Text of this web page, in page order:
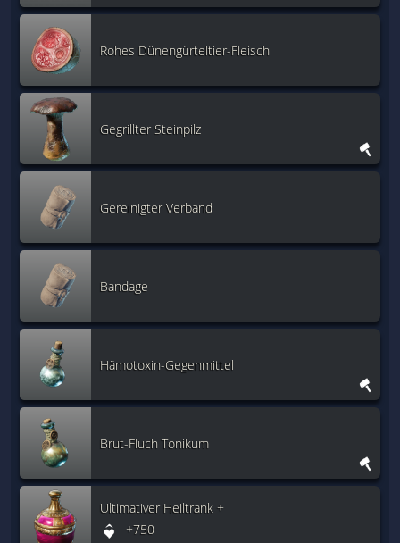
Rohes Dünengürteltier-Fleisch
Gegrillter Steinpilz
Gereinigter Verband
Bandage
Hämotoxin-Gegenmittel
Brut-Fluch Tonikum
Ultimativer Heiltrank +
+750